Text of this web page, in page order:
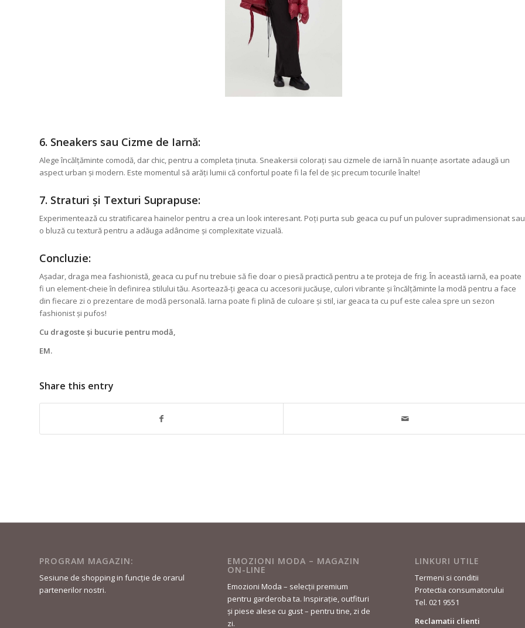
6. Sneakers sau Cizme de Iarnă:
Alege încălțăminte comodă, dar chic, pentru a completa ținuta. Sneakersii colorați sau cizmele de iarnă în nuanțe asortate adaugă un
aspect urban și modern. Este momentul să arăți lumii că confortul poate fi la fel de șic precum tocurile înalte!
7. Straturi și Texturi Suprapuse:
Experimentează cu stratificarea hainelor pentru a crea un look interesant. Poți purta sub geaca cu puf un pulover supradimensionat sau
o bluză cu textură pentru a adăuga adâncime și complexitate vizuală.
Concluzie:
Așadar, draga mea fashionistă, geaca cu puf nu trebuie să fie doar o piesă practică pentru a te proteja de frig. În această iarnă, ea poate
fi un element-cheie în definirea stilului tău. Asortează-ți geaca cu accesorii jucăușe, culori vibrante și încălțăminte la modă pentru a face
din fiecare zi o prezentare de modă personală. Iarna poate fi plină de culoare și stil, iar geaca ta cu puf este calea spre un sezon
fashionist și pufos!
Cu dragoste și bucurie pentru modă,
EM.
Share this entry
PROGRAM MAGAZIN:
Sesiune de shopping in funcție de orarul
partenerilor nostri.
EMOZIONI MODA – MAGAZIN
ON-LINE
Emozioni Moda – selecții premium
pentru garderoba ta. Inspirație, outfituri
și piese alese cu gust – pentru tine, zi de
zi.
LINKURI UTILE
Termeni si conditii
Protectia consumatorului
Tel. 021 9551
Reclamatii clienti